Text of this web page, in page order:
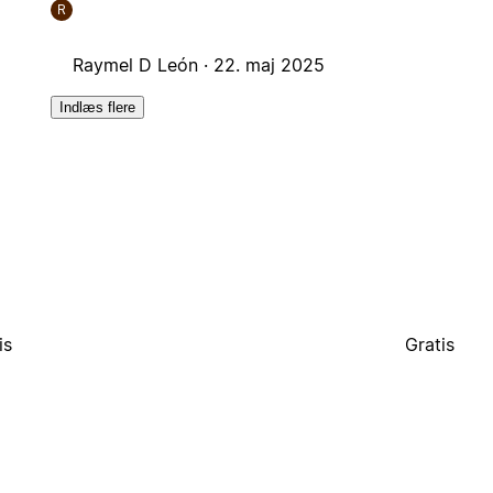
R
Raymel D León · 22. maj 2025
Indlæs flere
Gratis